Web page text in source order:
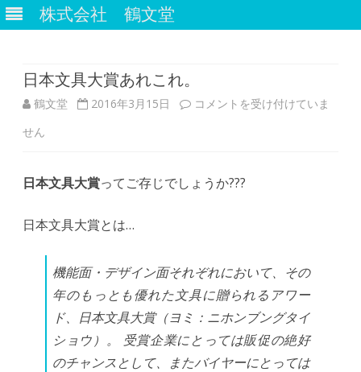
株式会社 鶴文堂
日本文具大賞あれこれ。
鶴文堂 2016年3月15日
日
具
あ
れ
れ。
コメントを受け付けていま
せん
日本文具大賞ってご存じでしょうか???
日本文具大賞とは…
機能面・デザイン面それぞれにおいて、その
年のもっとも優れた文具に贈られるアワー
ド、日本文具大賞（ヨミ：ニホンブングタイ
ショウ）。 受賞企業にとっては販促の絶好
のチャンスとして、またバイヤーにとっては